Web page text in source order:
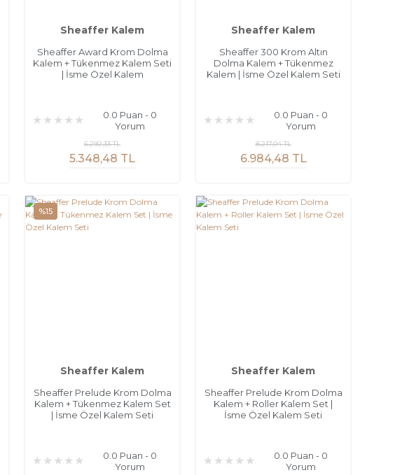
Sheaffer Kalem
Sheaffer Award Krom Dolma
Kalem + Tükenmez Kalem Seti
| İsme Özel Kalem
0.0 Puan - 0
Yorum
5.348,48 TL
6.292,33 TL
Sheaffer Kalem
Sheaffer 300 Krom Altın
Dolma Kalem + Tükenmez
Kalem | İsme Özel Kalem Seti
0.0 Puan - 0
Yorum
6.984,48 TL
8.217,04 TL
%15
Sheaffer Kalem
Sheaffer Prelude Krom Dolma
Kalem + Tükenmez Kalem Set
| İsme Özel Kalem Seti
0.0 Puan - 0
Yorum
Sheaffer Kalem
Sheaffer Prelude Krom Dolma
Kalem + Roller Kalem Set |
İsme Özel Kalem Seti
0.0 Puan - 0
Yorum